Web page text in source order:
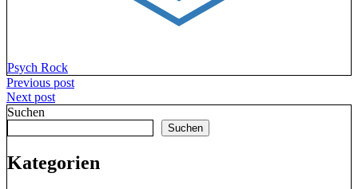
Psych Rock
Beitragsnavigation
Previous post
Next post
Suchen
Suchen
Kategorien